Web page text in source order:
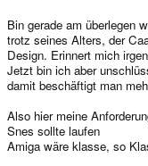
Bin gerade am überlegen
trotz seines Alters, der
Design. Erinnert mich
Jetzt bin ich aber
damit beschäftigt man
Also hier meine
Snes sollte laufen
Amiga wäre klasse, so